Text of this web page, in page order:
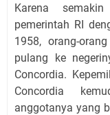
Karena
pemerintah RI
1958, orang-
pulang ke
Concordia.
Concordia
anggotanya yang